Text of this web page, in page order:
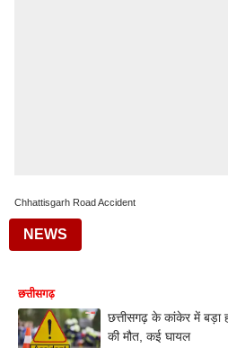
Chhattisgarh Road Accident
NEWS
छत्तीसगढ़
छत्तीसगढ़ के कांकेर में बड़ा
की मौत, कई घायल